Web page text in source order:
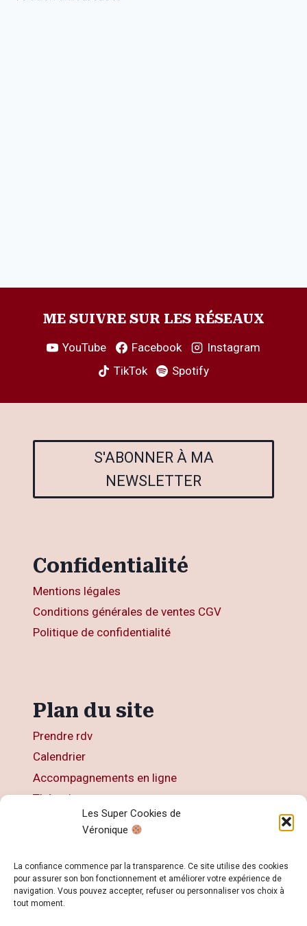
Les Super Cookies de
Véronique
La confiance commence par la transparence. Ce site utilise des cookies
pour assurer son bon fonctionnement et améliorer votre expérience de
navigation. Vous pouvez accepter, refuser ou personnaliser vos choix à
tout moment.
ME SUIVRE SUR LES RÉSEAUX
YouTube Facebook
Instagram
TikTok
Spotify
S'ABONNER À MA
NEWSLETTER
Confidentialité
Mentions légales
Conditions générales de ventes CGV
Politique de confidentialité
Plan du site
Prendre rdv
Calendrier
Accompagnements en ligne
Thérapies
Contact